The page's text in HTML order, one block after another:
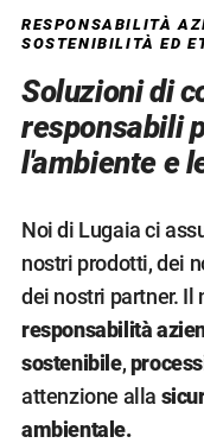
RESPONSABILITÀ
SOSTENIBILITÀ ED
Soluzioni di
responsabili
l'ambiente e
Noi di Lugaia ci
nostri prodotti, dei
dei nostri partner. Il
responsabilità
sostenibile,
attenzione alla
ambientale.